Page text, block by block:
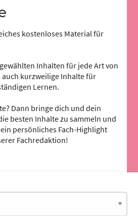
kostenloses Material für
Inhalten für jede Art von
kurzweilige Inhalte für
Lernen.
Dann bringe dich und dein
besten Inhalte zu sammeln und
persönliches Fach-Highlight
Fachredaktion!